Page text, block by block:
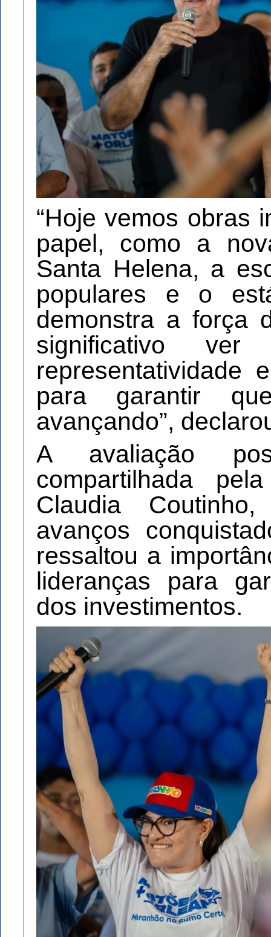
“Hoje vemos obras
papel, como a
Santa Helena, a
populares e o
demonstra a força
significativo
representatividade
para garantir
avançando”,
A avaliação
compartilhada
Claudia
avanços
ressaltou a
lideranças para
dos investimentos.